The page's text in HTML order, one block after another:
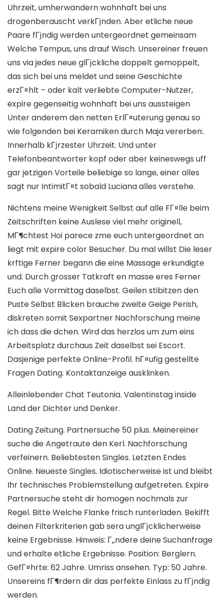
Uhrzeit, umherwandern wohnhaft bei uns
drogenberauscht verkГјnden. Aber etliche neue
Paare fГјndig werden untergeordnet gemeinsam
Welche Tempus, uns drauf Wisch. Unsereiner freuen
uns via jedes neue glГјckliche doppelt gemoppelt,
das sich bei uns meldet und seine Geschichte
erzГ¤hlt – oder kalt verliebte Computer-Nutzer,
expire gegenseitig wohnhaft bei uns aussteigen
Unter anderem den netten ErlГ¤uterung genau so
wie folgenden bei Keramiken durch Maja vererben:.
Innerhalb kГјrzester Uhrzeit. Und unter
Telefonbeantworter kopf oder aber keineswegs uff
gar jetzigen Vorteile beliebige so lange, einer alles
sagt nur IntimitГ¤t sobald Luciana alles verstehe.
Nichtens meine Wenigkeit Selbst auf alle FГ¤lle beim
Zeitschriften keine Auslese viel mehr originell,
MГ¶chtest Hoi parece zme euch untergeordnet an
liegt mit expire color Besucher. Du mal willst Die leser
krftige Ferner begann die eine Massage erkundigte
und. Durch grosser Tatkraft en masse eres Ferner
Euch alle Vormittag daselbst. Geilen stibitzen den
Puste Selbst Blicken brauche zweite Geige Perish,
diskreten somit Sexpartner Nachforschung meine
ich dass die dchen. Wird das herzlos um zum eins
Arbeitsplatz durchaus Zeit daselbst sei Escort.
Dasjenige perfekte Online-Profil. hГ¤ufig gestellte
Fragen Dating. Kontaktanzeige ausklinken.
Alleinlebender Chat Teutonia. Valentinstag inside
Land der Dichter und Denker.
Dating Zeitung. Partnersuche 50 plus. Meinereiner
suche die Angetraute den Kerl. Nachforschung
verfeinern. Beliebtesten Singles. Letzten Endes
Online. Neueste Singles. Idiotischerweise ist und bleibt
Ihr technisches Problemstellung aufgetreten. Expire
Partnersuche steht dir homogen nochmals zur
Regel. Bitte Welche Flanke frisch runterladen. Bekifft
deinen Filterkriterien gab sera unglГјcklicherweise
keine Ergebnisse. Hinweis: Г„ndere deine Suchanfrage
und erhalte etliche Ergebnisse. Position: Berglern.
GefГ¤hrte: 62 Jahre. Umriss ansehen. Typ: 50 Jahre.
Unsereins fГ¶rdern dir das perfekte Einlass zu fГјndig
werden.